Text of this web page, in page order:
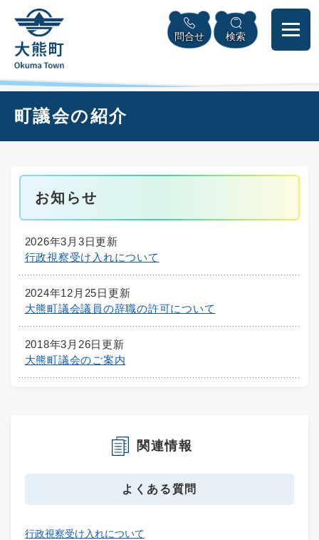
頭
メニューを飛ばして本文へ
問合せ 検索
町議会の紹介
お知らせ
2026年3月3日更新
行政視察受け入れについて
2024年12月25日更新
大熊町議会議員の辞職の許可について
2018年3月26日更新
大熊町議会のご案内
関連情報
よくある質問
行政視察受け入れについて